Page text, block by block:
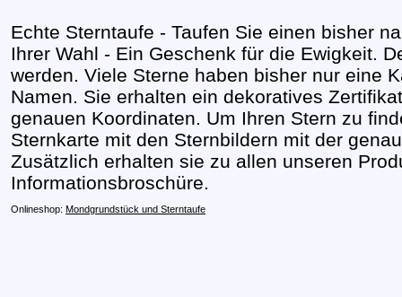
Echte Sterntaufe - Taufen Sie einen bisher
Ihrer Wahl - Ein Geschenk für die Ewigkeit.
werden. Viele Sterne haben bisher nur eine
Namen. Sie erhalten ein dekoratives
genauen Koordinaten. Um Ihren Stern zu
Sternkarte mit den Sternbildern mit der
Zusätzlich erhalten sie zu allen unseren
Informationsbroschüre.
Onlineshop: Mondgrundstück und Sterntaufe